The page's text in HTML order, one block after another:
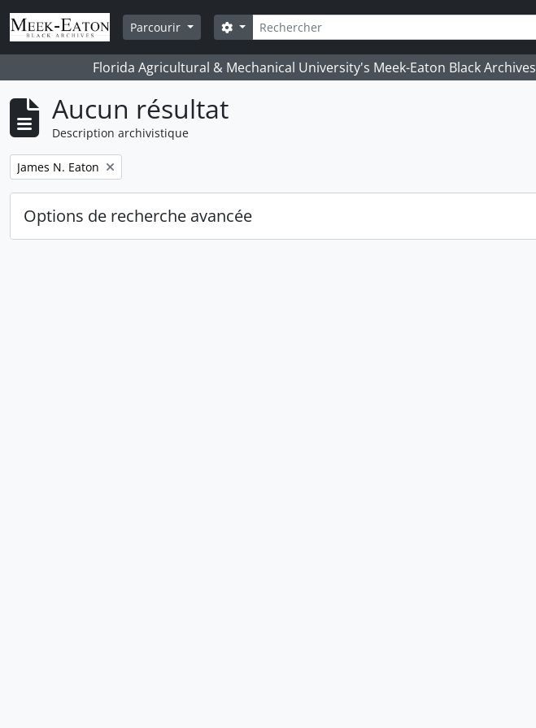
Skip to main content
Parcourir
Rechercher
Search options
Florida Agricultural & Mechanical University's Meek-Eaton Black Archives
Aucun résultat
Description archivistique
Remove filter:
James N. Eaton
Options de recherche avancée